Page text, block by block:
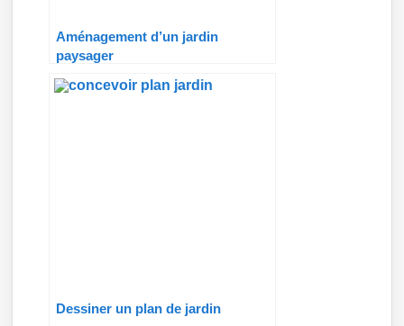
Aménagement d’un jardin
paysager
Dessiner un plan de jardin